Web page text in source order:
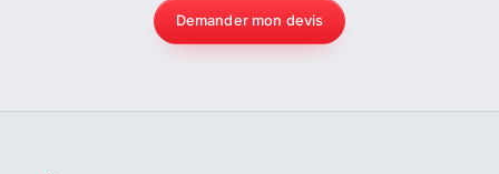
Demander mon devis